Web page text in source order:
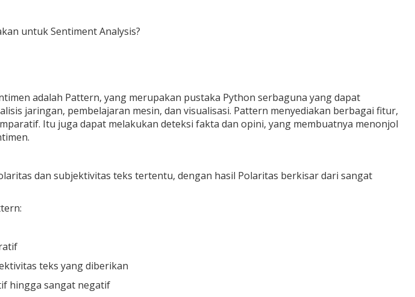
untuk Sentiment Analysis?
adalah Pattern, yang merupakan pustaka Python serbaguna yang dapat
jaringan, pembelajaran mesin, dan visualisasi. Pattern menyediakan berbagai fitur,
Itu juga dapat melakukan deteksi fakta dan opini, yang membuatnya menonjol
dan subjektivitas teks tertentu, dengan hasil Polaritas berkisar dari sangat
teks yang diberikan
hingga sangat negatif